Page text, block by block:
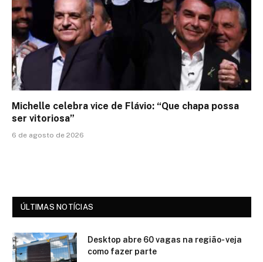
Michelle celebra vice de Flávio: “Que chapa possa
ser vitoriosa”
6 de agosto de 2026
ÚLTIMAS NOTÍCIAS
Desktop abre 60 vagas na região- veja
como fazer parte